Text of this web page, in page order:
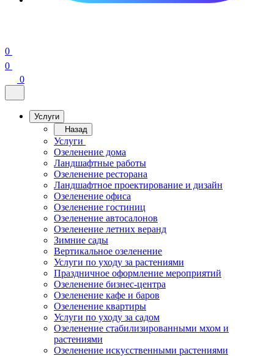
0
0
0
Услуги
Назад
Услуги
Озеленение дома
Ландшафтные работы
Озеленение ресторана
Ландшафтное проектирование и дизайн
Озеленение офиса
Озеленение гостиниц
Озеленение автосалонов
Озеленение летних веранд
Зимние сады
Вертикальное озеленение
Услуги по уходу за растениями
Праздничное оформление мероприятий
Озеленение бизнес-центра
Озеленение кафе и баров
Озеленение квартиры
Услуги по уходу за садом
Озеленение стабилизированными мхом и
растениями
Озеленение искусственными растениями